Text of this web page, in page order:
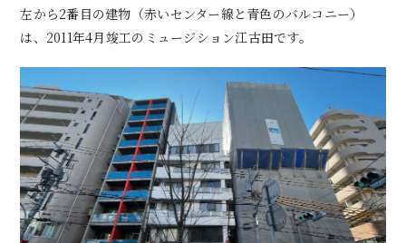
左から2番目の建物（赤いセンター線と青色のバルコニー）
は、2011年4月竣工のミュージション江古田です。